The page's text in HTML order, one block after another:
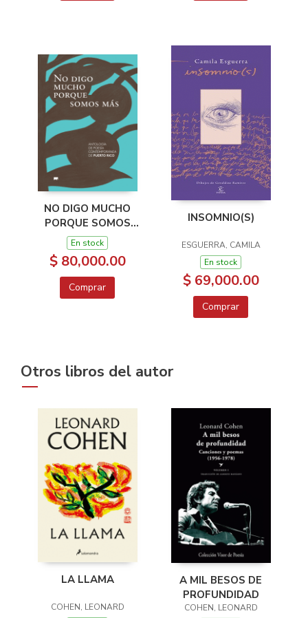
NO DIGO MUCHO
PORQUE SOMOS
MAS
En stock
$ 80,000.00
Comprar
INSOMNIO(S)
ESGUERRA, CAMILA
En stock
$ 69,000.00
Comprar
Otros libros del autor
LA LLAMA
COHEN, LEONARD
A MIL BESOS DE
PROFUNDIDAD
COHEN, LEONARD